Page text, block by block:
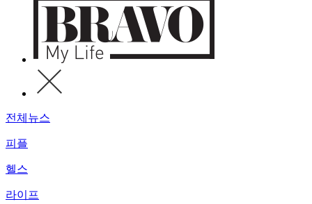
전체뉴스
피플
헬스
라이프